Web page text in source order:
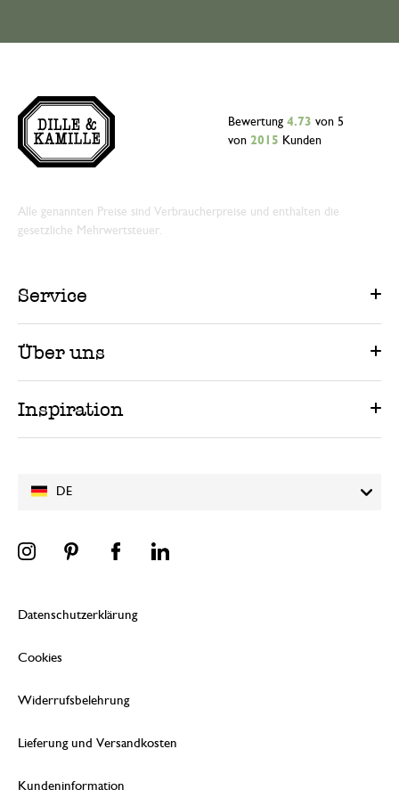
DE
Bewertung 4.73 von 5
von 2015 Kunden
Alle genannten Preise sind Verbraucherpreise und enthalten die
gesetzliche Mehrwertsteuer.
Service
Über uns
Inspiration
Datenschutzerklärung
Cookies
Widerrufsbelehrung
Lieferung und Versandkosten
Kundeninformation